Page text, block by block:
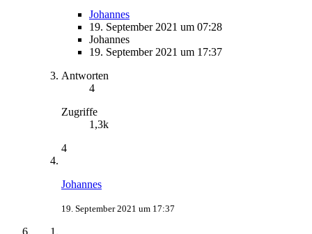
Johannes
19. September 2021 um 07:28
Johannes
19. September 2021 um 17:37
Antworten
4
Zugriffe
1,3k
4
Johannes
19. September 2021 um 17:37